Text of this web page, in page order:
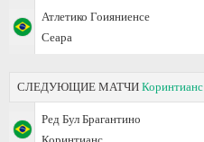
Атлетико Гоияниенсе
Сеара
СЛЕДУЮЩИЕ МАТЧИ Коринтианс
Ред Бул Брагантино